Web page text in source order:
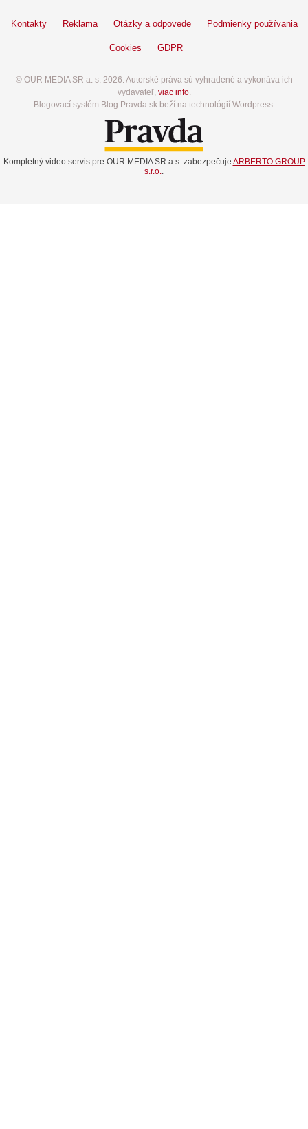
Kontakty Reklama Otázky a odpovede Podmienky používania
Cookies GDPR
© OUR MEDIA SR a. s. 2026. Autorské práva sú vyhradené a vykonáva ich
vydavateľ, viac info.
Blogovací systém Blog.Pravda.sk beží na technológií Wordpress.
Kompletný video servis pre OUR MEDIA SR a.s. zabezpečuje ARBERTO GROUP
s.r.o.